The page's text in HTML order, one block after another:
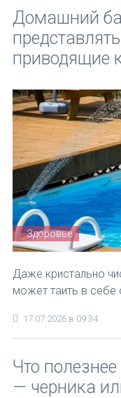
Домашний
приводящие
Здоровье
Даже кристально
может таить в себе
17.07.2026 в 09:34
Что
— черника